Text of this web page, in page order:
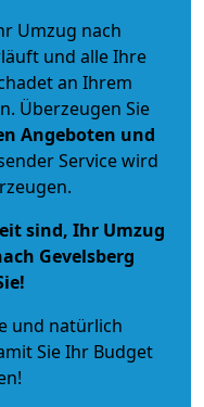
Umzug nach
und alle Ihre
an Ihrem
Überzeugen Sie
Angeboten und
Service wird
sind, Ihr Umzug
Gevelsberg
und natürlich
Sie Ihr Budget